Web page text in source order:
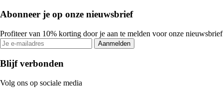
Abonneer je op onze nieuwsbrief
Profiteer van 10% korting door je aan te melden voor onze nieuwsbrief
Aanmelden
Blijf verbonden
Volg ons op sociale media